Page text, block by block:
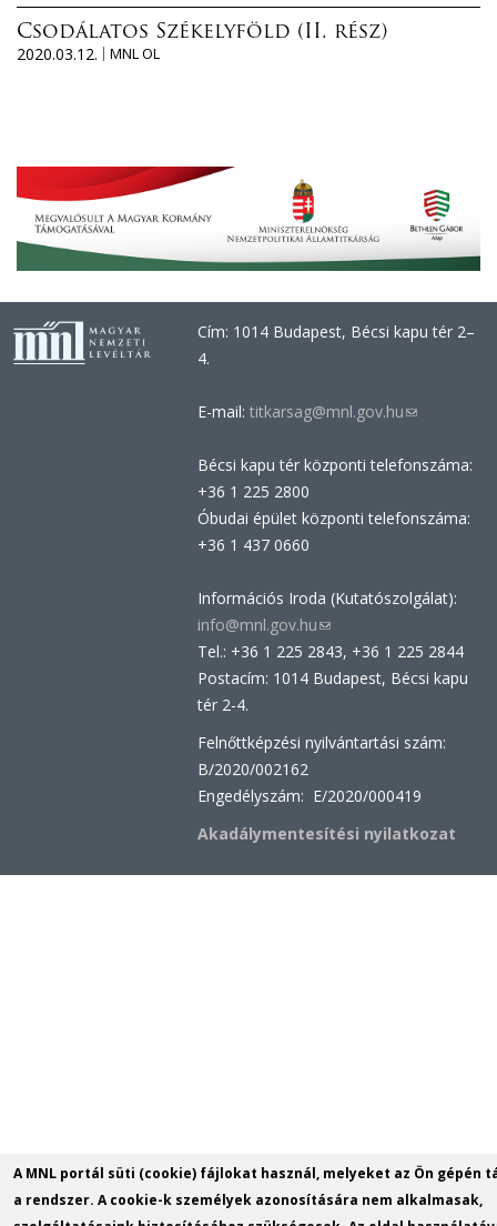
Csodálatos Székelyföld (II. rész)
2020.03.12.
MNL OL
Cím: 1014 Budapest, Bécsi kapu tér 2–
4.
E-mail: titkarsag@mnl.gov.hu(link
e-
Bécsi kapu tér központi telefonszáma:
+36 1 225 2800
Óbudai épület központi telefonszáma:
+36 1 437 0660
Információs Iroda (Kutatószolgálat):
info@mnl.gov.hu(link
sends
e-
Tel.: +36 1 225 2843, +36 1 225 2844
Postacím: 1014 Budapest, Bécsi kapu
tér 2-4.
Felnőttképzési nyilvántartási szám:
B/2020/002162
Engedélyszám: E/2020/000419
Akadálymentesítési nyilatkozat
A MNL portál süti (cookie) fájlokat használ, melyeket az Ön gépén
a rendszer. A cookie-k személyek azonosítására nem alkalmasak,